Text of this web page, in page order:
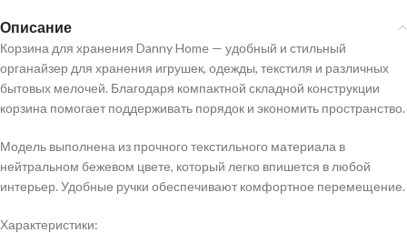
Описание
Корзина для хранения Danny Home — удобный и стильный
органайзер для хранения игрушек, одежды, текстиля и различных
бытовых мелочей. Благодаря компактной складной конструкции
корзина помогает поддерживать порядок и экономить пространство.
Модель выполнена из прочного текстильного материала в
нейтральном бежевом цвете, который легко впишется в любой
интерьер. Удобные ручки обеспечивают комфортное перемещение.
Характеристики: